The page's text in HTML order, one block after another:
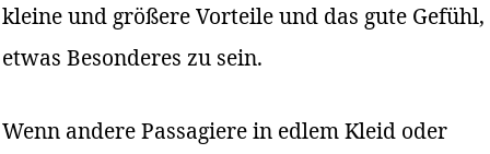
kleine und größere Vorteile und das gute Gefühl,
etwas Besonderes zu sein.
Wenn andere Passagiere in edlem Kleid oder